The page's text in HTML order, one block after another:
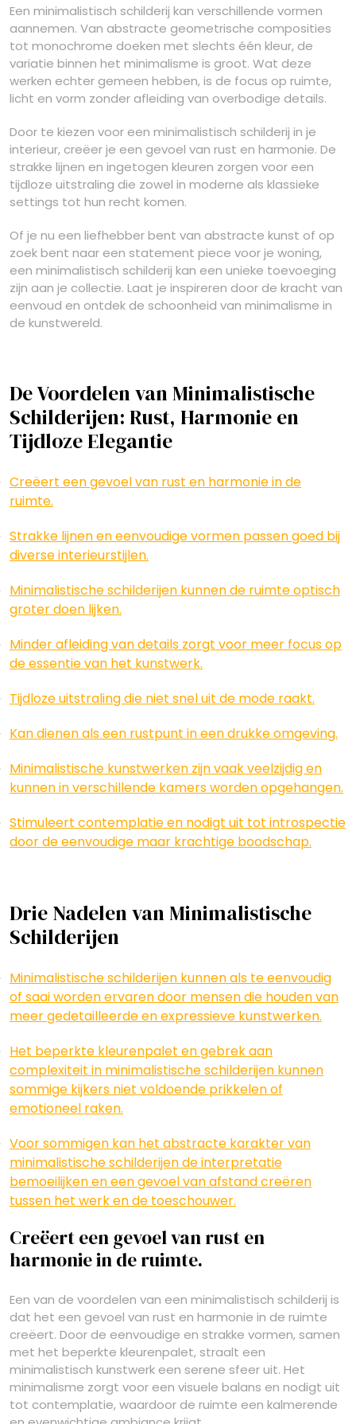
Een minimalistisch schilderij kan verschillende vormen
aannemen. Van abstracte geometrische composities
tot monochrome doeken met slechts één kleur, de
variatie binnen het minimalisme is groot. Wat deze
werken echter gemeen hebben, is de focus op ruimte,
licht en vorm zonder afleiding van overbodige details.
Door te kiezen voor een minimalistisch schilderij in je
interieur, creëer je een gevoel van rust en harmonie. De
strakke lijnen en ingetogen kleuren zorgen voor een
tijdloze uitstraling die zowel in moderne als klassieke
settings tot hun recht komen.
Of je nu een liefhebber bent van abstracte kunst of op
zoek bent naar een statement piece voor je woning,
een minimalistisch schilderij kan een unieke toevoeging
zijn aan je collectie. Laat je inspireren door de kracht van
eenvoud en ontdek de schoonheid van minimalisme in
de kunstwereld.
De Voordelen van Minimalistische
Schilderijen: Rust, Harmonie en
Tijdloze Elegantie
Creëert een gevoel van rust en harmonie in de
ruimte.
Strakke lijnen en eenvoudige vormen passen goed bij
diverse interieurstijlen.
Minimalistische schilderijen kunnen de ruimte optisch
groter doen lijken.
Minder afleiding van details zorgt voor meer focus op
de essentie van het kunstwerk.
Tijdloze uitstraling die niet snel uit de mode raakt.
Kan dienen als een rustpunt in een drukke omgeving.
Minimalistische kunstwerken zijn vaak veelzijdig en
kunnen in verschillende kamers worden opgehangen.
Stimuleert contemplatie en nodigt uit tot introspectie
door de eenvoudige maar krachtige boodschap.
Drie Nadelen van Minimalistische
Schilderijen
Minimalistische schilderijen kunnen als te eenvoudig
of saai worden ervaren door mensen die houden van
meer gedetailleerde en expressieve kunstwerken.
Het beperkte kleurenpalet en gebrek aan
complexiteit in minimalistische schilderijen kunnen
sommige kijkers niet voldoende prikkelen of
emotioneel raken.
Voor sommigen kan het abstracte karakter van
minimalistische schilderijen de interpretatie
bemoeilijken en een gevoel van afstand creëren
tussen het werk en de toeschouwer.
Creëert een gevoel van rust en
harmonie in de ruimte.
Een van de voordelen van een minimalistisch schilderij is
dat het een gevoel van rust en harmonie in de ruimte
creëert. Door de eenvoudige en strakke vormen, samen
met het beperkte kleurenpalet, straalt een
minimalistisch kunstwerk een serene sfeer uit. Het
minimalisme zorgt voor een visuele balans en nodigt uit
tot contemplatie, waardoor de ruimte een kalmerende